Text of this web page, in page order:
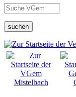
suchen